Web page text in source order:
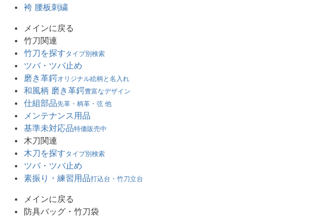
袴 腰板刺繍
メインに戻る
竹刀関連
竹刀を探すタイプ別検索
ツバ・ツバ止め
磨き革鍔オリジナル絵柄と名入れ
和風柄 磨き革鍔豊富なデザイン
仕組部品先革・柄革・弦 他
メンテナンス用品
基準未対応品特価販売中
木刀関連
木刀を探すタイプ別検索
ツバ・ツバ止め
素振り・練習用品打込台・竹刀立台
メインに戻る
防具バッグ・竹刀袋